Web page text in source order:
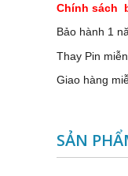
Chính sách
Bảo hành 1
Thay Pin
Giao hàng
SẢN